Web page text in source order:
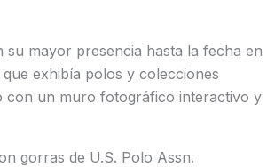
mayor presencia hasta la fecha en
exhibía polos y colecciones
con un muro fotográfico interactivo y
gorras de U.S. Polo Assn.